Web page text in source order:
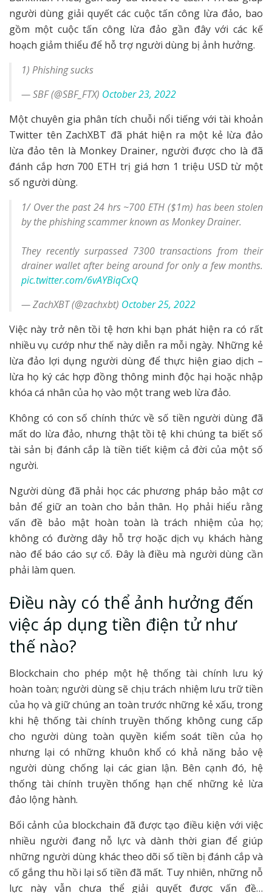
người dùng giải quyết các cuộc tấn công lừa đảo, bao
gồm một cuộc tấn công lừa đảo gần đây với các kế
hoạch giảm thiểu để hỗ trợ người dùng bị ảnh hưởng.
1) Phishing sucks
— SBF (@SBF_FTX) October 23, 2022
Một chuyên gia phân tích chuỗi nổi tiếng với tài khoản
Twitter tên ZachXBT đã phát hiện ra một kẻ lừa đảo
lừa đảo tên là Monkey Drainer, người được cho là đã
đánh cắp hơn 700 ETH trị giá hơn 1 triệu USD từ một
số người dùng.
1/ Over the past 24 hrs ~700 ETH ($1m) has been stolen
by the phishing scammer known as Monkey Drainer.
They recently surpassed 7300 transactions from their
drainer wallet after being around for only a few months.
pic.twitter.com/6vAYBiqCxQ
— ZachXBT (@zachxbt) October 25, 2022
Việc này trở nên tồi tệ hơn khi bạn phát hiện ra có rất
nhiều vụ cướp như thế này diễn ra mỗi ngày. Những kẻ
lừa đảo lợi dụng người dùng để thực hiện giao dịch –
lừa họ ký các hợp đồng thông minh độc hại hoặc nhập
khóa cá nhân của họ vào một trang web lừa đảo.
Không có con số chính thức về số tiền người dùng đã
mất do lừa đảo, nhưng thật tồi tệ khi chúng ta biết số
tài sản bị đánh cắp là tiền tiết kiệm cả đời của một số
người.
Người dùng đã phải học các phương pháp bảo mật cơ
bản để giữ an toàn cho bản thân. Họ phải hiểu rằng
vấn đề bảo mật hoàn toàn là trách nhiệm của họ;
không có đường dây hỗ trợ hoặc dịch vụ khách hàng
nào để báo cáo sự cố. Đây là điều mà người dùng cần
phải làm quen.
Điều này có thể ảnh hưởng đến
việc áp dụng tiền điện tử như
thế nào?
Blockchain cho phép một hệ thống tài chính lưu ký
hoàn toàn; người dùng sẽ chịu trách nhiệm lưu trữ tiền
của họ và giữ chúng an toàn trước những kẻ xấu, trong
khi hệ thống tài chính truyền thống không cung cấp
cho người dùng toàn quyền kiểm soát tiền của họ
nhưng lại có những khuôn khổ có khả năng bảo vệ
người dùng chống lại các gian lận. Bên cạnh đó, hệ
thống tài chính truyền thống hạn chế những kẻ lừa
đảo lộng hành.
Bối cảnh của blockchain đã được tạo điều kiện với việc
nhiều người đang nỗ lực và dành thời gian để giúp
những người dùng khác theo dõi số tiền bị đánh cắp và
cố gắng thu hồi lại số tiền đã mất. Tuy nhiên, những nỗ
lực này vẫn chưa thể giải quyết được vấn đề…